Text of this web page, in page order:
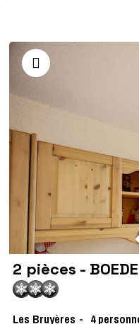
2 pièces -
Les Bruyères 4